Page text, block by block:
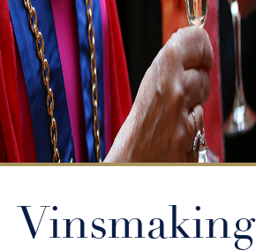
Vinsmaking